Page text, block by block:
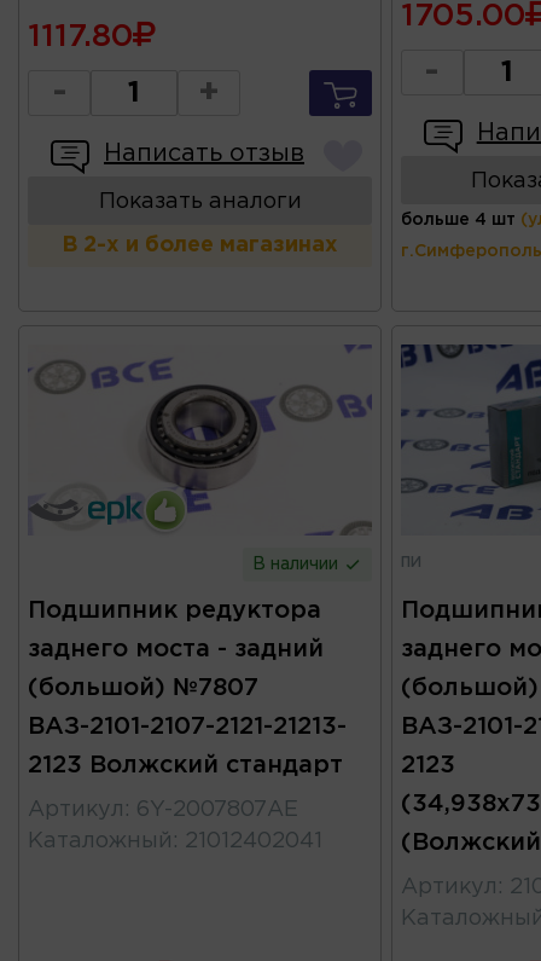
1117.80
- +
Написать отзыв
Показать аналоги
В 2-х и более магазинах
1705.00
-
больше 4 шт
В наличии
Подшипник редуктора
заднего моста - задний
(большой) №7807
ВАЗ-2101-2107-2121-21213-
2123 Волжский стандарт
Артикул : 6Y-2007807AE
Каталожный : 21012402041
ПИ
заднего
ВАЗ-2101-
2123
Артикул :